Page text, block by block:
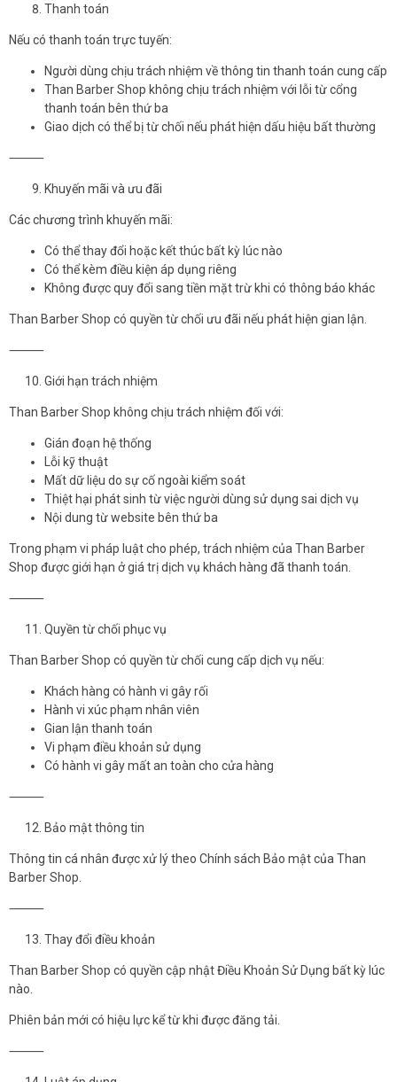
Thanh toán
Nếu có thanh toán trực tuyến:
Người dùng chịu trách nhiệm về thông tin thanh toán cung cấp
Than Barber Shop không chịu trách nhiệm với lỗi từ cổng
thanh toán bên thứ ba
Giao dịch có thể bị từ chối nếu phát hiện dấu hiệu bất thường
⸻
Khuyến mãi và ưu đãi
Các chương trình khuyến mãi:
Có thể thay đổi hoặc kết thúc bất kỳ lúc nào
Có thể kèm điều kiện áp dụng riêng
Không được quy đổi sang tiền mặt trừ khi có thông báo khác
Than Barber Shop có quyền từ chối ưu đãi nếu phát hiện gian lận.
⸻
Giới hạn trách nhiệm
Than Barber Shop không chịu trách nhiệm đối với:
Gián đoạn hệ thống
Lỗi kỹ thuật
Mất dữ liệu do sự cố ngoài kiểm soát
Thiệt hại phát sinh từ việc người dùng sử dụng sai dịch vụ
Nội dung từ website bên thứ ba
Trong phạm vi pháp luật cho phép, trách nhiệm của Than Barber
Shop được giới hạn ở giá trị dịch vụ khách hàng đã thanh toán.
⸻
Quyền từ chối phục vụ
Than Barber Shop có quyền từ chối cung cấp dịch vụ nếu:
Khách hàng có hành vi gây rối
Hành vi xúc phạm nhân viên
Gian lận thanh toán
Vi phạm điều khoản sử dụng
Có hành vi gây mất an toàn cho cửa hàng
⸻
Bảo mật thông tin
Thông tin cá nhân được xử lý theo Chính sách Bảo mật của Than
Barber Shop.
⸻
Thay đổi điều khoản
Than Barber Shop có quyền cập nhật Điều Khoản Sử Dụng bất kỳ lúc
nào.
Phiên bản mới có hiệu lực kể từ khi được đăng tải.
⸻